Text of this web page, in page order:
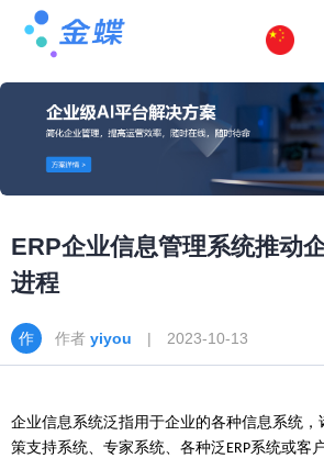
ERP企业信息管理系统推动
进程
作者 yiyou | 2023-10-13
企业信息系统泛指用于企业的各种信息系统
策支持系统、专家系统、各种泛 ERP系统或客